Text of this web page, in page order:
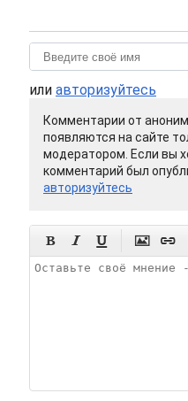
или авторизуйтесь
Комментарии от
появляются на сайте
модератором. Если вы
комментарий был
авторизуйтесь
    